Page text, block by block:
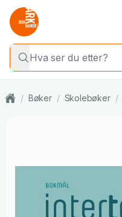
/ Bøker / Skolebøker /